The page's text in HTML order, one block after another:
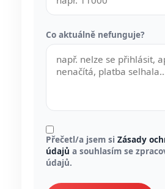
Co aktuálně nefunguje?
Přečetl/a jsem si Zásady
údajů a souhlasím se
údajů.